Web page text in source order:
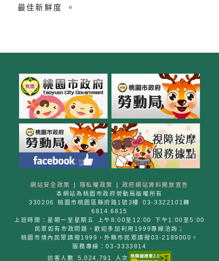
最佳新鮮度 。
網站安全政策 隱私權政策
政府網站資料開放宣告
本網站為桃園市政府勞動局版權所有
330206 桃園市桃園區縣府路1號3樓 03-3322101轉
6814.6815
上班時間：星期一至星期五 上午8:00至12:00 下午1:00至5:00
民眾如有市政問題，歡迎多加利用1999專線洽詢；
桃園市境內民眾請撥1999，外縣市民眾請撥03-2189000。
服務專線：03-3333814
訪客人數 5,024,791 人次